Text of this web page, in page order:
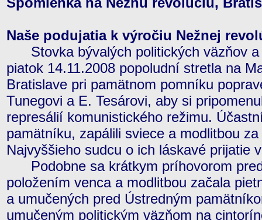
Naše podujatia k výročiu Nežnej
Stovka bývalých politických väzňov a
piatok 14.11.2008 popoludní stretla na
Bratislave pri pamätnom pomníku
Tunegovi a E. Tesárovi, aby si
represálií komunistického režimu.
pamätníku, zapálili sviece a modlitbou
Najvyššieho sudcu o ich láskavé prijatie
Podobne sa krátkym príhovorom
položením venca a modlitbou začala
a umučených pred Ústredným
umučeným politickým väzňom na